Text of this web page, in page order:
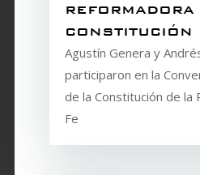
CONSTITUCIÓN
Agustín Genera y
participaron en la
de la Constitución de la
Fe